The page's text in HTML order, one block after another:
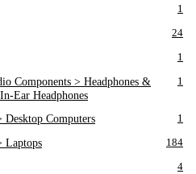
1
24
1
Components > Headphones &
Ear Headphones
1
Desktop Computers 1
Laptops 184
4